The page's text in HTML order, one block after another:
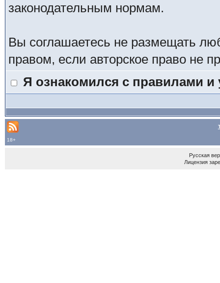
законодательным нормам.
Вы соглашаетесь не размещать
правом, если авторское право не
Я ознакомился с правилами
18+
Русская
Лицензия